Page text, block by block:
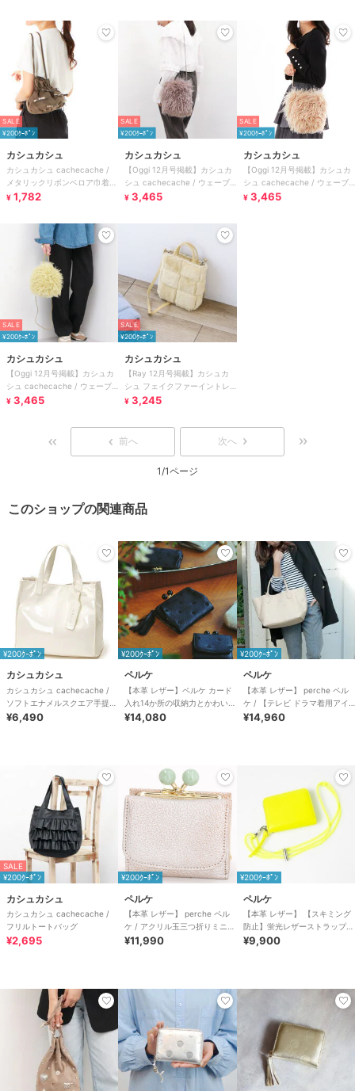
SALE
¥200ｸｰﾎﾟﾝ
カシュカシュ
カシュカシュ cachecache /
メタリックリボンベロア巾着バ
ッグ
¥ 1,782
SALE
¥200ｸｰﾎﾟﾝ
カシュカシュ
【Oggi 12月号掲載】カシュカ
シュ cachecache / ウェーブ
ファー巾着ショルダー
¥ 3,465
SALE
¥200ｸｰﾎﾟﾝ
カシュカシュ
【Oggi 12月号掲載】カシュカ
シュ cachecache / ウェーブ
ファー巾着ショルダー
¥ 3,465
SALE
¥200ｸｰﾎﾟﾝ
カシュカシュ
【Oggi 12月号掲載】カシュカ
シュ cachecache / ウェーブ
ファー巾着ショルダー
¥ 3,465
SALE
¥200ｸｰﾎﾟﾝ
カシュカシュ
【Ray 12月号掲載】カシュカ
シュ フェイクファーイントレ
チャートミニショルダー
¥ 3,245
前へ 次へ
1/1ページ
このショップの関連商品
¥200ｸｰﾎﾟﾝ
カシュカシュ
カシュカシュ cachecache /
ソフトエナメルスクエア手提げ
トートS
¥6,490
¥200ｸｰﾎﾟﾝ
ペルケ
【本革 レザー】ペルケ カード
入れ14か所の収納力とかわいさ
を兼ね備えたアクリル玉がま口
¥14,080
¥200ｸｰﾎﾟﾝ
ペルケ
【本革 レザー】 perche ペル
ケ / 【テレビ ドラマ着用アイ
テム】牛革ドット刺繍トートバ
¥14,960
SALE
¥200ｸｰﾎﾟﾝ
カシュカシュ
カシュカシュ cachecache /
フリルトートバッグ
¥2,695
¥200ｸｰﾎﾟﾝ
ペルケ
【本革 レザー】 perche ペル
ケ / アクリル玉三つ折りミニサ
イフ
¥11,990
¥200ｸｰﾎﾟﾝ
ペルケ
【本革 レザー】 【スキミング
防止】蛍光レザーストラップジ
ャバラカードウォレット ペル
¥9,900